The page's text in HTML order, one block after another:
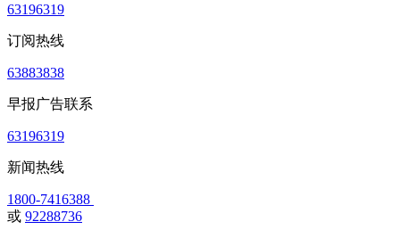
63196319
订阅热线
63883838
早报广告联系
63196319
新闻热线
1800-7416388
或 92288736